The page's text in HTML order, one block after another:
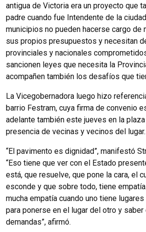
antigua de Victoria era un proyecto que
padre cuando fue Intendente de la
municipios no pueden hacerse cargo de
sus propios presupuestos y necesitan
provinciales y nacionales
sancionen leyes que necesita la
acompañen también los desafíos que
La Vicegobernadora luego hizo
barrio Festram, cuya firma de convenio
adelante también este jueves en la
presencia de vecinas y vecinos del lugar.
“El pavimento es dignidad”, manifestó
“Eso tiene que ver con el Estado
está, que resuelve, que pone la cara, el
esconde y que sobre todo, tiene
mucha empatía cuando uno tiene
para ponerse en el lugar del otro y
demandas”, afirmó.